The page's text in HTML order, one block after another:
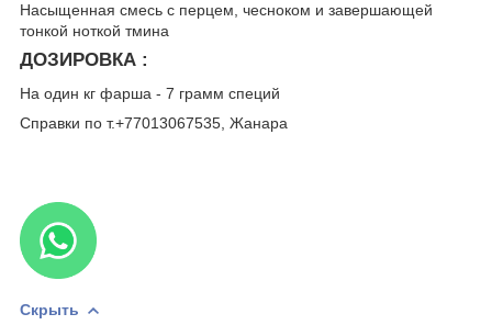
Насыщенная смесь с перцем, чесноком и завершающей
тонкой ноткой тмина
ДОЗИРОВКА :
На один кг фарша - 7 грамм специй
Справки по т.+77013067535, Жанара
Скрыть